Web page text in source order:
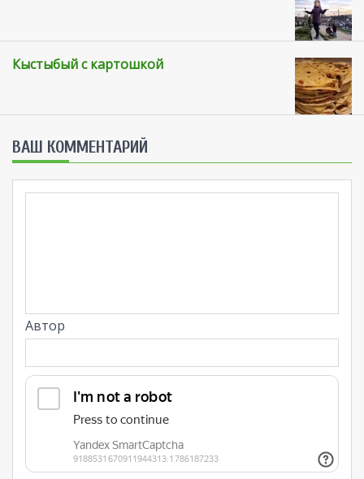
Кыстыбый с картошкой
ВАШ КОММЕНТАРИЙ
Автор